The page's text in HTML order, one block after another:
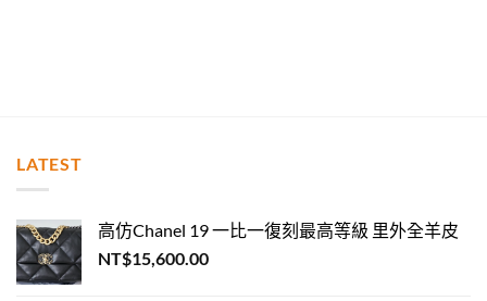
LATEST
高仿Chanel 19 一比一復刻最高等級 里外全羊皮
NT$15,600.00